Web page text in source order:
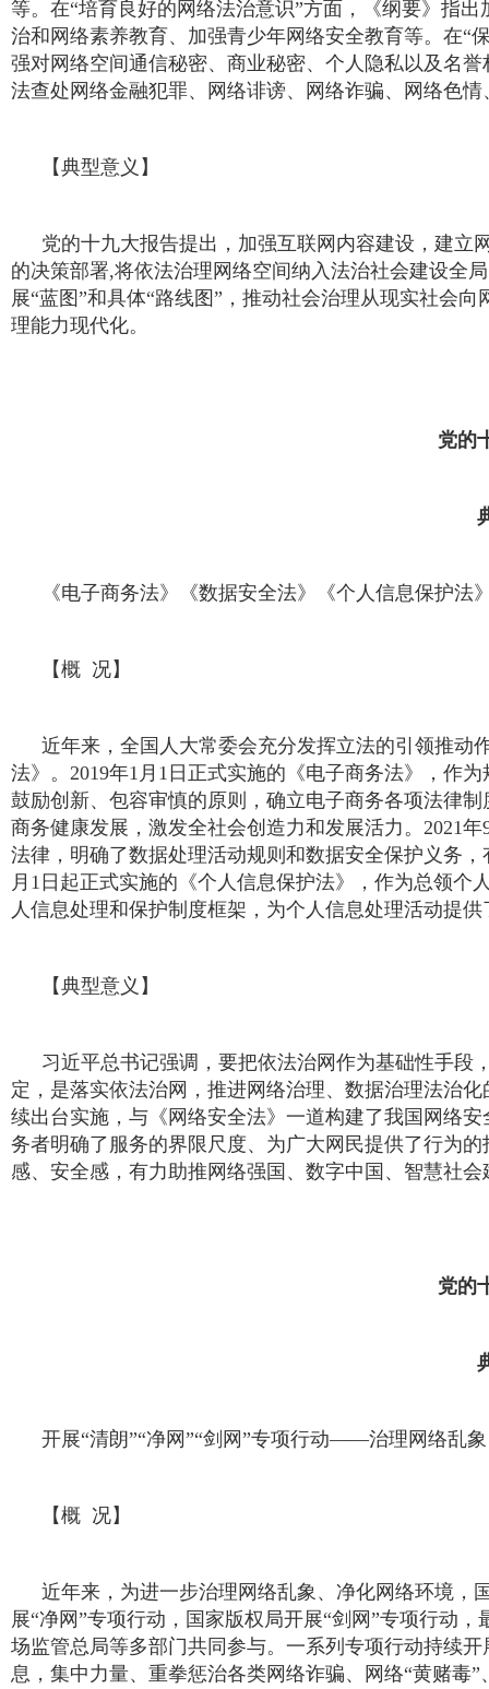
等。在“培育良好的网络法治意识”方面，《纲要》指
治和网络素养教育、加强青少年网络安全教育等。在“
强对网络空间通信秘密、商业秘密、个人隐私以及名
法查处网络金融犯罪、网络诽谤、网络诈骗、网络色
【典型意义】
党的十九大报告提出，加强互联网内容建设，建立
的决策部署,将依法治理网络空间纳入法治社会建设全
展“蓝图”和具体“路线图”，推动社会治理从现实社会
理能力现代化。
党的
《电子商务法》《数据安全法》《个人信息保护
【概 况】
近年来，全国人大常委会充分发挥立法的引领推动
法》。2019年1月1日正式实施的《电子商务法》，作
鼓励创新、包容审慎的原则，确立电子商务各项法律
商务健康发展，激发全社会创造力和发展活力。2021
法律，明确了数据处理活动规则和数据安全保护义务
月1日起正式实施的《个人信息保护法》，作为总领
人信息处理和保护制度框架，为个人信息处理活动提
【典型意义】
习近平总书记强调，要把依法治网作为基础性手段
定，是落实依法治网，推进网络治理、数据治理法治
续出台实施，与《网络安全法》一道构建了我国网络
务者明确了服务的界限尺度、为广大网民提供了行为
感、安全感，有力助推网络强国、数字中国、智慧社会
党的
开展“清朗”“净网”“剑网”专项行动——治理网络乱
【概 况】
近年来，为进一步治理网络乱象、净化网络环境，
展“净网”专项行动，国家版权局开展“剑网”专项行动
场监管总局等多部门共同参与。一系列专项行动持续
息，集中力量、重拳惩治各类网络诈骗、网络“黄赌毒